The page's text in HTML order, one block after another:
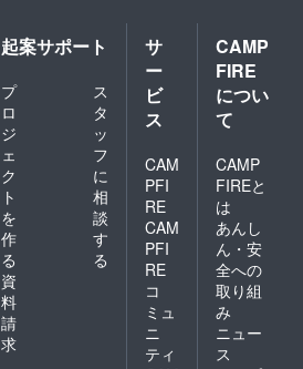
起案サポート
プ
ロ
ジ
ェ
ク
ト
を
作
る
ス
タ
ッ
フ
に
相
談
す
る
資
料
請
求
サ
ー
ビ
ス
CAM
PFI
RE
CAM
PFI
RE
コ
ミュ
ニ
ティ
CAMP
FIRE
につい
て
CAMP
FIREと
は
あんし
ん・安
全への
取り組
み
ニュー
ス